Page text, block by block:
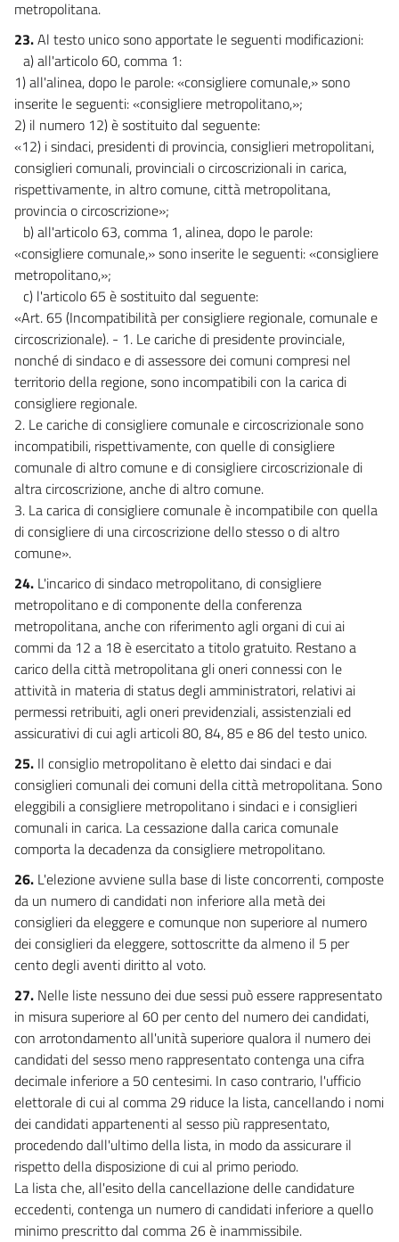
metropolitana.
23.Al testo unico sono apportate le seguenti modificazioni:
a) all'articolo 60, comma 1:
1) all'alinea, dopo le parole: «consigliere comunale,» sono
inserite le seguenti: «consigliere metropolitano,»;
2) il numero 12) è sostituito dal seguente:
«12) i sindaci, presidenti di provincia, consiglieri metropolitani,
consiglieri comunali, provinciali o circoscrizionali in carica,
rispettivamente, in altro comune, città metropolitana,
provincia o circoscrizione»;
b) all'articolo 63, comma 1, alinea, dopo le parole:
«consigliere comunale,» sono inserite le seguenti: «consigliere
metropolitano,»;
c) l'articolo 65 è sostituito dal seguente:
«Art. 65 (Incompatibilità per consigliere regionale, comunale e
circoscrizionale). - 1. Le cariche di presidente provinciale,
nonché di sindaco e di assessore dei comuni compresi nel
territorio della regione, sono incompatibili con la carica di
consigliere regionale.
2. Le cariche di consigliere comunale e circoscrizionale sono
incompatibili, rispettivamente, con quelle di consigliere
comunale di altro comune e di consigliere circoscrizionale di
altra circoscrizione, anche di altro comune.
3. La carica di consigliere comunale è incompatibile con quella
di consigliere di una circoscrizione dello stesso o di altro
comune».
24. L'incarico di sindaco metropolitano, di consigliere
metropolitano e di componente della conferenza
metropolitana, anche con riferimento agli organi di cui ai
commi da 12 a 18 è esercitato a titolo gratuito. Restano a
carico della città metropolitana gli oneri connessi con le
attività in materia di status degli amministratori, relativi ai
permessi retribuiti, agli oneri previdenziali, assistenziali ed
assicurativi di cui agli articoli 80, 84, 85 e 86 del testo unico.
25. Il consiglio metropolitano è eletto dai sindaci e dai
consiglieri comunali dei comuni della città metropolitana. Sono
eleggibili a consigliere metropolitano i sindaci e i consiglieri
comunali in carica. La cessazione dalla carica comunale
comporta la decadenza da consigliere metropolitano.
26. L'elezione avviene sulla base di liste concorrenti, composte
da un numero di candidati non inferiore alla metà dei
consiglieri da eleggere e comunque non superiore al numero
dei consiglieri da eleggere, sottoscritte da almeno il 5 per
cento degli aventi diritto al voto.
27. Nelle liste nessuno dei due sessi può essere rappresentato
in misura superiore al 60 per cento del numero dei candidati,
con arrotondamento all'unità superiore qualora il numero dei
candidati del sesso meno rappresentato contenga una cifra
decimale inferiore a 50 centesimi. In caso contrario, l'ufficio
elettorale di cui al comma 29 riduce la lista, cancellando i nomi
dei candidati appartenenti al sesso più rappresentato,
procedendo dall'ultimo della lista, in modo da assicurare il
rispetto della disposizione di cui al primo periodo.
La lista che, all'esito della cancellazione delle candidature
eccedenti, contenga un numero di candidati inferiore a quello
minimo prescritto dal comma 26 è inammissibile.